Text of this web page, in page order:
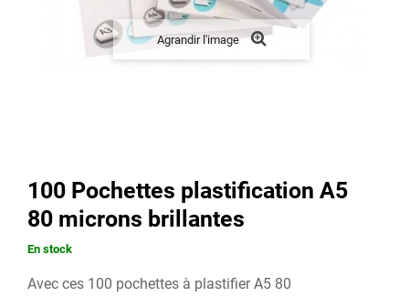
Agrandir l'image
100 Pochettes plastification A5
80 microns brillantes
En stock
Avec ces 100 pochettes à plastifier A5 80